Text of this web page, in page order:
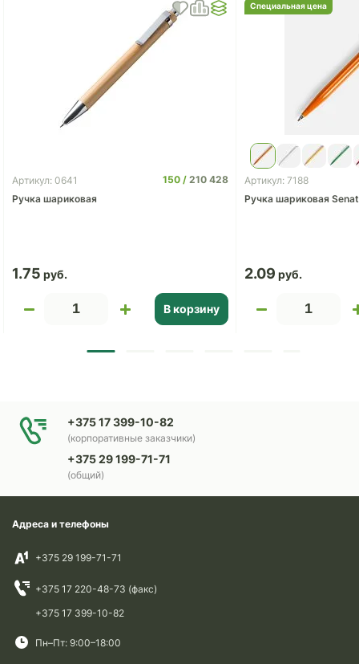
Артикул: 0641 150
210 428
Ручка шариковая
1.75
В корзину
Специальная цена
Артикул: 7188
Ручка шариковая
2.09
+375 17 399-10-82
(корпоративные заказчики)
+375 29 199-71-71
(общий)
Адреса и телефоны
+375 29 199-71-71
+375 17 220-48-73 (факс)
+375 17 399-10-82
Пн–Пт: 9:00–18:00